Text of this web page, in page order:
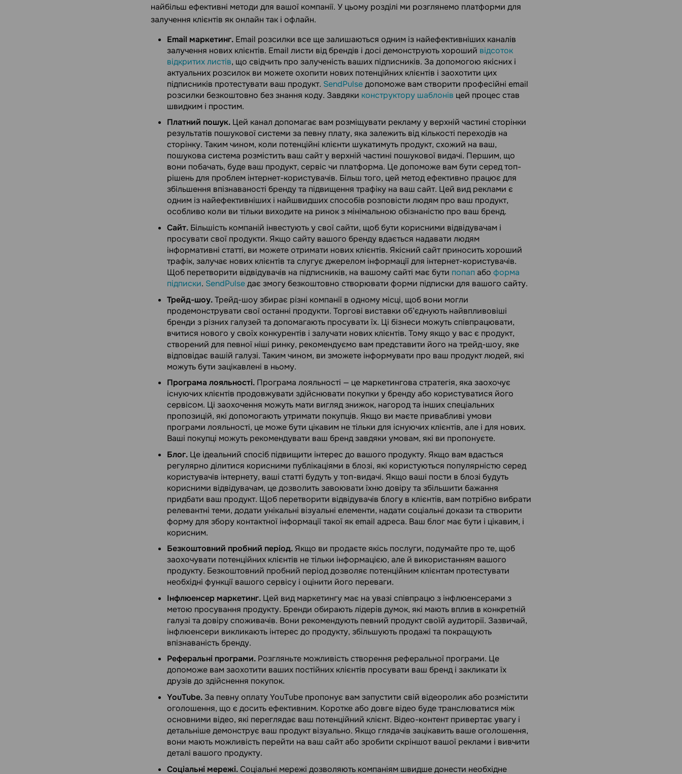
найбільш ефективні методи для вашої компанії. У цьому розділі ми розглянемо платформи для
залучення клієнтів як онлайн так і офлайн.
Email маркетинг. Email розсилки все ще залишаються одним із найефективніших каналів
залучення нових клієнтів. Email листи від брендів і досі демонструють хороший відсоток
відкритих листів, що свідчить про залученість ваших підписників. За допомогою якісних і
актуальних розсилок ви можете охопити нових потенційних клієнтів і заохотити цих
підписників протестувати ваш продукт. SendPulseдопоможе вам створити професійні email
розсилки безкоштовно без знання коду. Завдяки конструктору шаблонів цей процес став
швидким і простим.
Платний пошук. Цей канал допомагає вам розміщувати рекламу у верхній частині сторінки
результатів пошукової системи за певну плату, яка залежить від кількості переходів на
сторінку. Таким чином, коли потенційні клієнти шукатимуть продукт, схожий на ваш,
пошукова система розмістить ваш сайт у верхній частині пошукової видачі. Першим, що
вони побачать, буде ваш продукт, сервіс чи платформа. Це допоможе вам бути серед топ-
рішень для проблем інтернет-користувачів. Більш того, цей метод ефективно працює для
збільшення впізнаваності бренду та підвищення трафіку на ваш сайт. Цей вид реклами є
одним із найефективніших і найшвидших способів розповісти людям про ваш продукт,
особливо коли ви тільки виходите на ринок з мінімальною обізнаністю про ваш бренд.
Сайт. Більшість компаній інвестують у свої сайти, щоб бути корисними відвідувачам і
просувати свої продукти. Якщо сайту вашого бренду вдається надавати людям
інформативні статті, ви можете отримати нових клієнтів. Якісний сайт приносить хороший
трафік, залучає нових клієнтів та слугує джерелом інформації для інтернет-користувачів.
Щоб перетворити відвідувачів на підписників, на вашому сайті має бути попап або форма
підписки. SendPulseдає змогу безкоштовно створювати форми підписки для вашого сайту.
Трейд-шоу.Трейд-шоу збирає різні компанії в одному місці, щоб вони могли
продемонструвати свої останні продукти. Торгові виставки об’єднують найвпливовіші
бренди з різних галузей та допомагають просувати їх. Ці бізнеси можуть співпрацювати,
вчитися нового у своїх конкурентів і залучати нових клієнтів. Тому якщо у вас є продукт,
створений для певної ніші ринку, рекомендуємо вам представити його на трейд-шоу, яке
відповідає вашій галузі. Таким чином, ви зможете інформувати про ваш продукт людей, які
можуть бути зацікавлені в ньому.
Програма лояльності. Програма лояльності — це маркетингова стратегія, яка заохочує
існуючих клієнтів продовжувати здійснювати покупки у бренду або користуватися його
сервісом. Ці заохочення можуть мати вигляд знижок, нагород та інших спеціальних
пропозицій, які допомогають утримати покупців. Якщо ви маєте привабливі умови
програми лояльності, це може бути цікавим не тільки для існуючих клієнтів, але і для нових.
Ваші покупці можуть рекомендувати ваш бренд завдяки умовам, які ви пропонуєте.
Блог. Це ідеальний спосіб підвищити інтерес до вашого продукту. Якщо вам вдасться
регулярно ділитися корисними публікаціями в блозі, які користуються популярністю серед
користувачів інтернету, ваші статті будуть у топ-видачі. Якщо ваші пости в блозі будуть
корисними відвідувачам, це дозволить завоювати їхню довіру та збільшити бажання
придбати ваш продукт. Щоб перетворити відвідувачів блогу в клієнтів, вам потрібно вибрати
релевантні теми, додати унікальні візуальні елементи, надати соціальні докази та створити
форму для збору контактної інформації такої як email адреса. Ваш блог має бути і цікавим, і
корисним.
Безкоштовний пробний період. Якщо ви продаєте якісь послуги, подумайте про те, щоб
заохочувати потенційних клієнтів не тільки інформацією, але й використанням вашого
продукту. Безкоштовний пробний період дозволяє потенційним клієнтам протестувати
необхідні функції вашого сервісу і оцінити його переваги.
Інфлюенсер маркетинг. Цей вид маркетингу має на увазі співпрацю з інфлюенсерами з
метою просування продукту. Бренди обирають лідерів думок, які мають вплив в конкретній
галузі та довіру споживачів. Вони рекомендують певний продукт своїй аудиторії. Зазвичай,
інфлюенсери викликають інтерес до продукту, збільшують продажі та покращують
впізнаваність бренду.
Реферальні програми. Розгляньте можливість створення реферальної програми. Це
допоможе вам заохотити ваших постійних клієнтів просувати ваш бренд і закликати їх
друзів до здійснення покупок.
YouTube.За певну оплату YouTube пропонує вам запустити свій відеоролик або розмістити
оголошення, що є досить ефективним. Коротке або довге відео буде транслюватися між
основними відео, які переглядає ваш потенційний клієнт. Відео-контент привертає увагу і
детальніше демонструє ваш продукт візуально. Якщо глядачів зацікавить ваше оголошення,
вони мають можливість перейти на ваш сайт або зробити скріншот вашої реклами і вивчити
деталі вашого продукту.
Соціальні мережі.Соціальні мережі дозволяють компаніям швидше донести необхідне